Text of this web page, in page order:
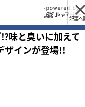
記事へ
味と臭いに加えて
ザインが登場!!